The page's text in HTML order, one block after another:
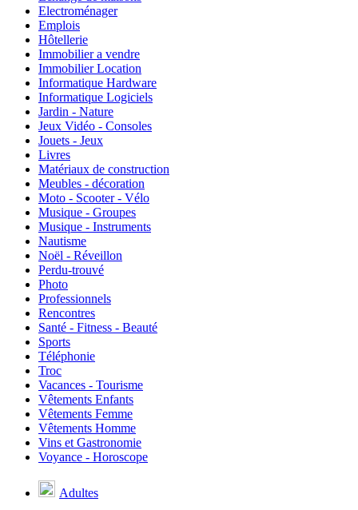
Electroménager
Emplois
Hôtellerie
Immobilier a vendre
Immobilier Location
Informatique Hardware
Informatique Logiciels
Jardin - Nature
Jeux Vidéo - Consoles
Jouets - Jeux
Livres
Matériaux de construction
Meubles - décoration
Moto - Scooter - Vélo
Musique - Groupes
Musique - Instruments
Nautisme
Noël - Réveillon
Perdu-trouvé
Photo
Professionnels
Rencontres
Santé - Fitness - Beauté
Sports
Téléphonie
Troc
Vacances - Tourisme
Vêtements Enfants
Vêtements Femme
Vêtements Homme
Vins et Gastronomie
Voyance - Horoscope
Adultes